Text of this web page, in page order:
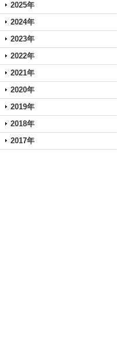
2025年
2024年
2023年
2022年
2021年
2020年
2019年
2018年
2017年